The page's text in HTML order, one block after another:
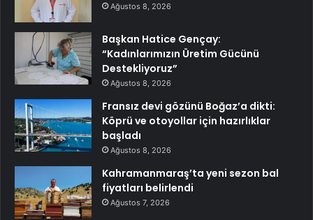
Ağustos 8, 2026
Başkan Hatice Gençay:
“Kadınlarımızın Üretim Gücünü
Destekliyoruz”
Ağustos 8, 2026
Fransız devi gözünü Boğaz’a dikti:
Köprü ve otoyollar için hazırlıklar
başladı
Ağustos 8, 2026
Kahramanmaraş’ta yeni sezon bal
fiyatları belirlendi
Ağustos 7, 2026